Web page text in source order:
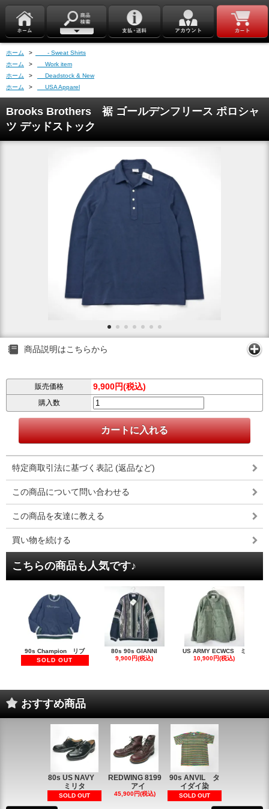
ホーム >
- Sweat Shirts
ホーム
>
Work item
ホーム
>
Deadstock & New
ホーム
> USA Apparel
Brooks Brothers 裾 ゴールデンフリース ポロシャ
ツ デッドストック
商品説明はこちらから
販売価格 9,900円(税込)
購入数
特定商取引法に基づく表記 (返品など)
この商品について問い合わせる
この商品を友達に教える
買い物を続ける
こちらの商品も人気です♪
90s Champion リブ
SOLD OUT
80s 90s GIANNI
9,900円(税込)
US ARMY ECWCS ミ
10,900円(税込)
おすすめ商品
80s US NAVY
ミリタ
SOLD OUT
REDWING 8199
アイ
45,900円(税込)
90s ANVIL タ
イダイ染
SOLD OUT